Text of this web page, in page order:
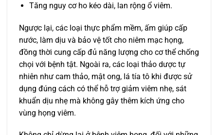
Tăng nguy cơ ho kéo dài, lan rộng ổ viêm.
Ngược lại, các loại thực phẩm mềm, ấm giúp cấp
nước, làm dịu và bảo vệ tốt cho niêm mạc họng,
đồng thời cung cấp đủ năng lượng cho cơ thể chống
chọi với bệnh tật. Ngoài ra, các loại thảo dược tự
nhiên như cam thảo, mật ong, lá tía tô khi được sử
dụng đúng cách có thể hỗ trợ giảm viêm nhẹ, sát
khuẩn dịu nhẹ mà không gây thêm kích ứng cho
vùng họng viêm.